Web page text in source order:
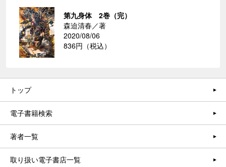
第九身体 2巻（完）
森迫清春／著
2020/08/06
836円（税込）
トップ
電子書籍検索
著者一覧
取り扱い電子書店一覧